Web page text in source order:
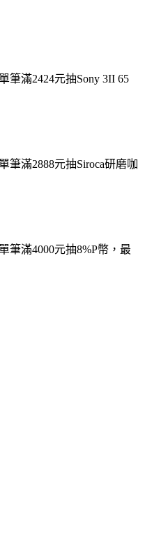
筆滿2424元抽Sony 3II 65
筆滿2888元抽Siroca研磨咖
筆滿4000元抽8%P幣，最